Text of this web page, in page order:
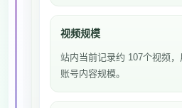
视频规模
站内当前记录约 107个视频
账号内容规模。